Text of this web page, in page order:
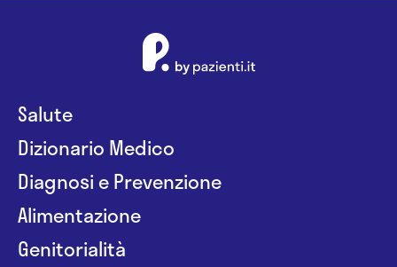
Salute
Dizionario Medico
Diagnosi e Prevenzione
Alimentazione
Genitorialità